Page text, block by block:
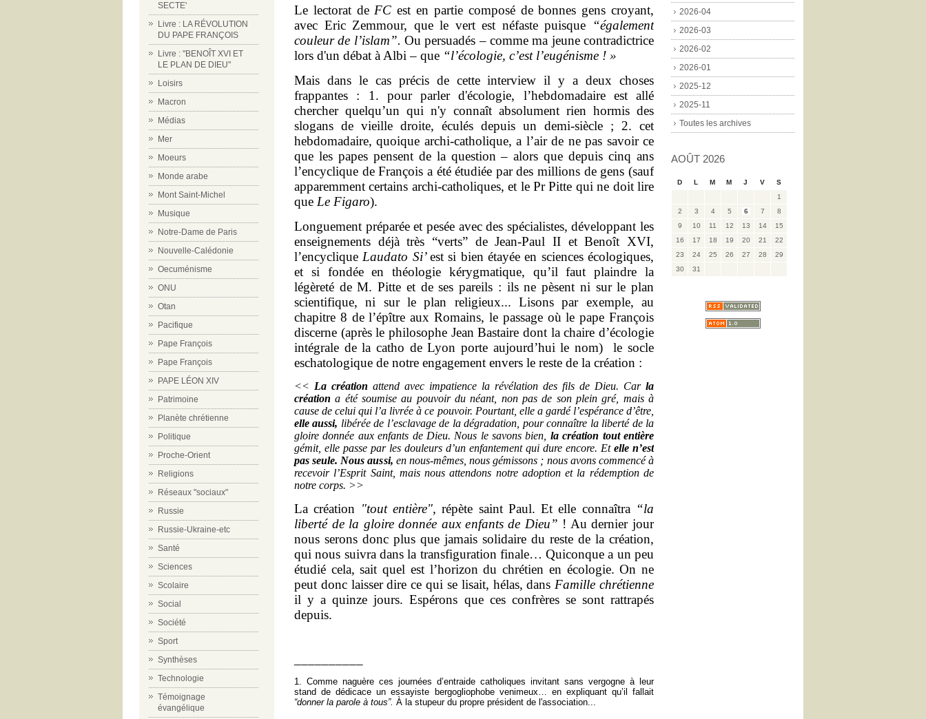
SECTE'
Livre : LA RÉVOLUTION
DU PAPE FRANÇOIS
Livre : "BENOÎT XVI ET
LE PLAN DE DIEU"
Loisirs
Macron
Médias
Mer
Moeurs
Monde arabe
Mont Saint-Michel
Musique
Notre-Dame de Paris
Nouvelle-Calédonie
Oecuménisme
ONU
Otan
Pacifique
Pape François
Pape François
PAPE LÉON XIV
Patrimoine
Planète chrétienne
Politique
Proche-Orient
Religions
Réseaux "sociaux"
Russie
Russie-Ukraine-etc
Santé
Sciences
Scolaire
Social
Société
Sport
Synthèses
Technologie
Témoignage
évangélique
2026-04
2026-03
2026-02
2026-01
2025-12
2025-11
Toutes les archives
AOÛT 2026
D L M M J V
S
1
2
3 4 5 6 7
8
9
10 11 12 13 14
15
16
17 18 19 20 21
22
23
24 25 26 27 28
29
30
31
Le lectorat de FC est en partie composé de bonnes gens croyant,
avec Eric Zemmour, que le vert est néfaste puisque “également
couleur de l’islam”. Ou persuadés – comme ma jeune contradictrice
lors d'un débat à Albi – que “l’écologie, c’est l’eugénisme ! »
Mais dans le cas précis de cette interview il y a deux choses
frappantes : 1. pour parler d'écologie, l’hebdomadaire est allé
chercher quelqu’un qui n'y connaît absolument rien hormis des
slogans de vieille droite, éculés depuis un demi-siècle ; 2. cet
hebdomadaire, quoique archi-catholique, a l’air de ne pas savoir ce
que les papes pensent de la question – alors que depuis cinq ans
l’encyclique de François a été étudiée par des millions de gens (sauf
apparemment certains archi-catholiques, et le Pr Pitte qui ne doit lire
que Le Figaro).
Longuement préparée et pesée avec des spécialistes, développant les
enseignements déjà très “verts” de Jean-Paul II et Benoît XVI,
l’encyclique Laudato Si’est si bien étayée en sciences écologiques,
et si fondée en théologie kérygmatique, qu’il faut plaindre la
légèreté de M. Pitte et de ses pareils : ils ne pèsent ni sur le plan
scientifique, ni sur le plan religieux... Lisons par exemple, au
chapitre 8 de l’épître aux Romains, le passage où le pape François
discerne (après le philosophe Jean Bastaire dont la chaire d’écologie
intégrale de la catho de Lyon porte aujourd’hui le nom) le socle
eschatologique de notre engagement envers le reste de la création :
<< La création attend avec impatience la révélation des fils de Dieu. Car la
création a été soumise au pouvoir du néant, non pas de son plein gré, mais à
cause de celui qui l’a livrée à ce pouvoir. Pourtant, elle a gardé l’espérance d’être,
elle aussi, libérée de l’esclavage de la dégradation, pour connaître la liberté de la
gloire donnée aux enfants de Dieu. Nous le savons bien, la création tout entière
gémit, elle passe par les douleurs d’un enfantement qui dure encore. Et elle n’est
pas seule. Nous aussi, en nous-mêmes, nous gémissons ; nous avons commencé à
recevoir l’Esprit Saint, mais nous attendons notre adoption et la rédemption de
notre corps. >>
La création "tout entière", répète saint Paul. Et elle connaîtra “la
liberté de la gloire donnée aux enfants de Dieu” ! Au dernier jour
nous serons donc plus que jamais solidaire du reste de la création,
qui nous suivra dans la transfiguration finale… Quiconque a un peu
étudié cela, sait quel est l’horizon du chrétien en écologie. On ne
peut donc laisser dire ce qui se lisait, hélas, dans Famille chrétienne
il y a quinze jours. Espérons que ces confrères se sont rattrapés
depuis.
1. Comme naguère ces journées d’entraide catholiques invitant sans vergogne à leur
stand de dédicace un essayiste bergogliophobe venimeux… en expliquant qu’il fallait
“donner la parole à tous”. À la stupeur du propre président de l'association...